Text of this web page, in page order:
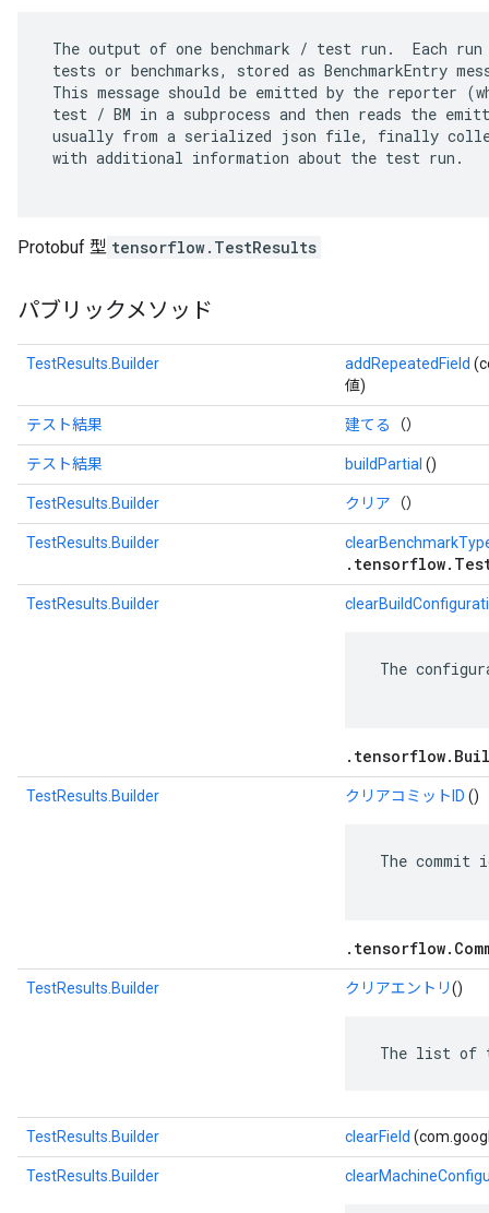
The output of one benchmark / test run.  Each
tests or benchmarks, stored as BenchmarkEntry
This message should be emitted by the reporter
test / BM in a subprocess and then reads the
usually from a serialized json file, finally
with additional information about the test run.
Protobuf 型 tensorflow.TestResults
パブリックメソッド
TestResults.Builder addRepeatedField
値)
テスト結果 建てる （）
テスト結果 buildPartial ()
TestResults.Builder クリア （）
TestResults.Builder
TestResults.Builder
The
TestResults.Builder クリアコミットID ()
The
TestResults.Builder クリアエントリ()
The list of
TestResults.Builder clearField
TestResults.Builder